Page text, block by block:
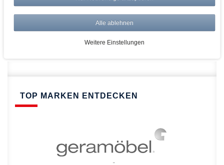
Risikolos: 14 Tage Rückgabe
Über 20.000 Artikel
Schnelle Lieferung
TOP MARKEN ENTDECKEN
Alle ablehnen
Weitere Einstellungen